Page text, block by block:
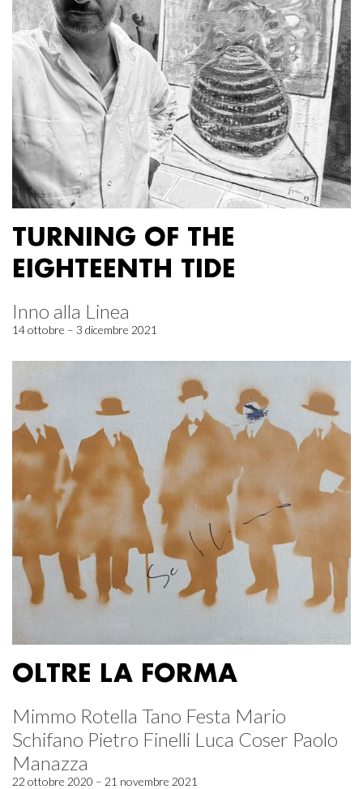
TURNING OF THE
EIGHTEENTH TIDE
Inno alla Linea
14 ottobre – 3 dicembre 2021
OLTRE LA FORMA
Mimmo Rotella Tano Festa Mario
Schifano Pietro Finelli Luca Coser Paolo
Manazza
22 ottobre 2020 – 21 novembre 2021